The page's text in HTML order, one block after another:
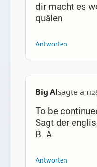
dir macht es
quälen
Antworten
Big Alsagte am
To be
Sagt der
B. A.
Antworten